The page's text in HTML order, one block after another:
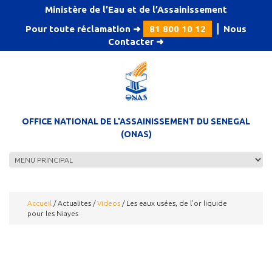
Aller au contenu principal
Ministère de l’Eau et de l’Assainissement
Pour toute réclamation ➜
81 800 10 12
Nous
Contacter ➜
OFFICE NATIONAL DE L'ASSAINISSEMENT DU SENEGAL
(ONAS)
Accueil / Actualites / Videos / Les eaux usées, de l'or liquide
pour les Niayes